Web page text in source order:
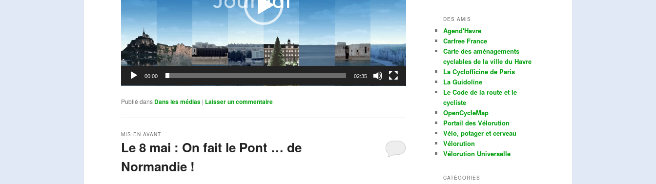
00:00 02:35
Publié dans Dans les médias | Laisser un commentaire
Le 8 mai : On fait le Pont … de
Normandie !
MIS EN AVANT
DES AMIS
Agend'Havre
Carfree France
Carte des aménagements
cyclables de la ville du Havre
La Cyclofficine de Paris
La Guidoline
Le Code de la route et le
cycliste
OpenCycleMap
Portail des Vélorution
Vélo, potager et cerveau
Vélorution
Vélorution Universelle
CATÉGORIES